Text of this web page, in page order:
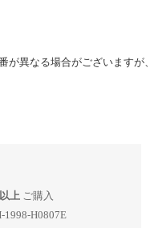
異なる場合がございますが、
上
1998-H0807E